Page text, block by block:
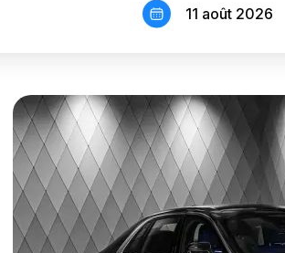
11 août 2026